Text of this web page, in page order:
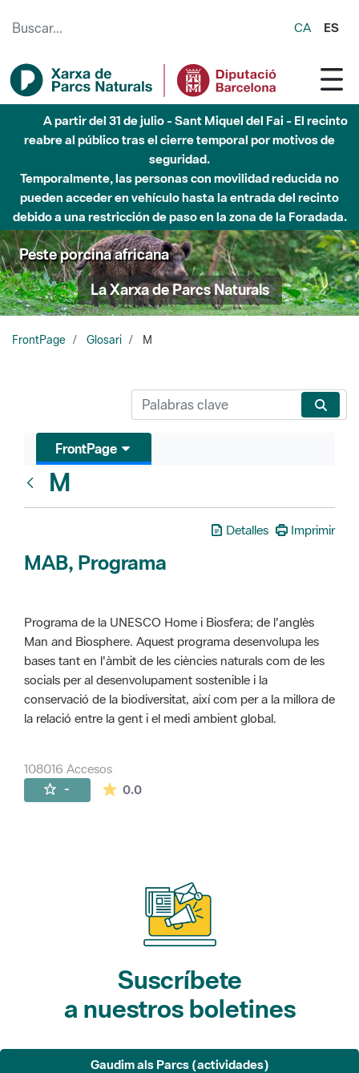
CA ES
A partir del 31 de julio - Sant Miquel del Fai - El recinto
reabre al público tras el cierre temporal por motivos de
seguridad.
Temporalmente, las personas con movilidad reducida no
pueden acceder en vehículo hasta la entrada del recinto
debido a una restricción de paso en la zona de la Foradada.
Peste porcina africana
La Xarxa de Parcs Naturals
FrontPage Glosari M
FrontPage
M
Detalles Imprimir
MAB, Programa
Programa de la UNESCO Home i Biosfera; de l'anglès
Man and Biosphere. Aquest programa desenvolupa les
bases tant en l'àmbit de les ciències naturals com de les
socials per al desenvolupament sostenible i la
conservació de la biodiversitat, així com per a la millora de
la relació entre la gent i el medi ambient global.
108016 Accesos
- 0.0La valoración media es de 0 estrellas de
Suscríbete
a nuestros boletines
Gaudim als Parcs (actividades)